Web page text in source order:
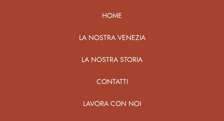
HOME
LA NOSTRA VENEZIA
LA NOSTRA STORIA
CONTATTI
LAVORA CON NOI